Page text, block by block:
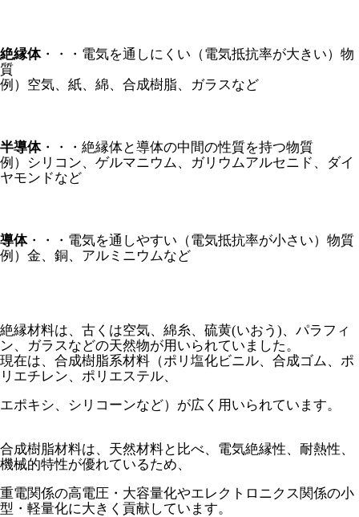
絶縁体・・・電気を通しにくい（電気抵抗率が大きい）物
質
例）空気、紙、綿、合成樹脂、ガラスなど
半導体・・・絶縁体と導体の中間の性質を持つ物質
例）シリコン、ゲルマニウム、ガリウムアルセニド、ダイ
ヤモンドなど
導体・・・電気を通しやすい（電気抵抗率が小さい）物質
例）金、銅、アルミニウムなど
絶縁材料は、古くは空気、綿糸、硫黄(いおう)、パラフィ
ン、ガラスなどの天然物が用いられていました。
現在は、合成樹脂系材料（ポリ塩化ビニル、合成ゴム、ポ
リエチレン、ポリエステル、
エポキシ、シリコーンなど）が広く用いられています。
合成樹脂材料は、天然材料と比べ、電気絶縁性、耐熱性、
機械的特性が優れているため、
重電関係の高電圧・大容量化やエレクトロニクス関係の小
型・軽量化に大きく貢献しています。